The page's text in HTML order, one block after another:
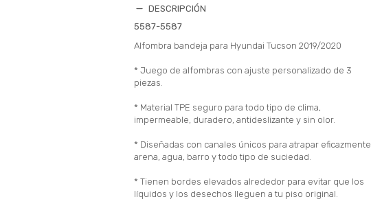
DESCRIPCIÓN
5587-5587
Alfombra bandeja para Hyundai Tucson 2019/2020
* Juego de alfombras con ajuste personalizado de 3
piezas.
* Material TPE seguro para todo tipo de clima,
impermeable, duradero, antideslizante y sin olor.
* Diseñadas con canales únicos para atrapar eficazmente
arena, agua, barro y todo tipo de suciedad.
* Tienen bordes elevados alrededor para evitar que los
líquidos y los desechos lleguen a tu piso original.